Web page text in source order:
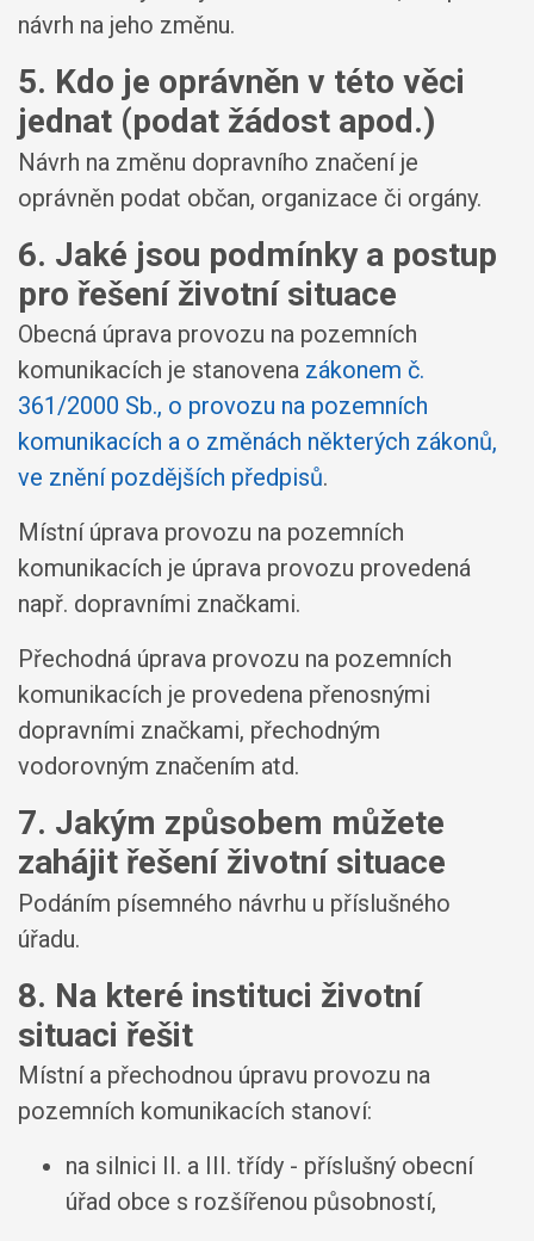
návrh na jeho změnu.
5. Kdo je oprávněn v této věci
jednat (podat žádost apod.)
Návrh na změnu dopravního značení je
oprávněn podat občan, organizace či orgány.
6. Jaké jsou podmínky a postup
pro řešení životní situace
Obecná úprava provozu na pozemních
komunikacích je stanovena zákonem č.
361/2000 Sb., o provozu na pozemních
komunikacích a o změnách některých zákonů,
ve znění pozdějších předpisů.
Místní úprava provozu na pozemních
komunikacích je úprava provozu provedená
např. dopravními značkami.
Přechodná úprava provozu na pozemních
komunikacích je provedena přenosnými
dopravními značkami, přechodným
vodorovným značením atd.
7. Jakým způsobem můžete
zahájit řešení životní situace
Podáním písemného návrhu u příslušného
úřadu.
8. Na které instituci životní
situaci řešit
Místní a přechodnou úpravu provozu na
pozemních komunikacích stanoví:
na silnici II. a III. třídy - příslušný obecní
úřad obce s rozšířenou působností,